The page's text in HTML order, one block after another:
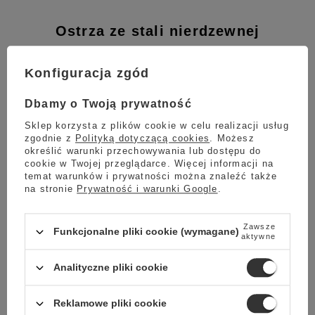
Ostrza ze stali nierdzewnej
KG 200 został wyposażony w wytrzymałe
ostrzawykonane ze stali nierdzewnej
wydajnością i niezawodnością. Ostrzowy
długiej i bezawaryjnej pracy.
Konfiguracja zgód
Dbamy o Twoją prywatność
Sklep korzysta z plików cookie w celu realizacji usług
zgodnie z Polityką dotyczącą cookies . Możesz
określić warunki przechowywania lub dostępu do
cookie w Twojej przeglądarce. Więcej informacji na
temat warunków i prywatności można znaleźć także
na stronie Prywatność i warunki Google .
Funkcjonalne pliki cookie (wymagane) Zawsze
aktywne
Analityczne pliki cookie
Reklamowe pliki cookie